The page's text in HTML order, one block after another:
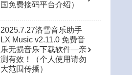
国免费接码平台介绍）
2025.7.27洛雪音乐助手
LX Music v2.11.0 免费音
乐无损音乐下载软件—亲
测有效！（个人使用请勿
大范围传播）